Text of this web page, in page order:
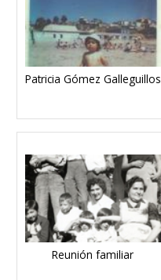
Patricia Gómez Galleguillos
Reunión familiar